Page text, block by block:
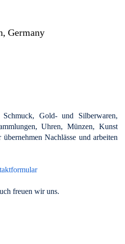
Germany
Gold- und Silberwaren,
Uhren, Münzen, Kunst
Nachlässe und arbeiten
freuen wir uns.